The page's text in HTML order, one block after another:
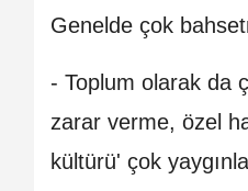
Genelde çok
- Toplum olarak da
zarar verme, özel
kültürü' çok